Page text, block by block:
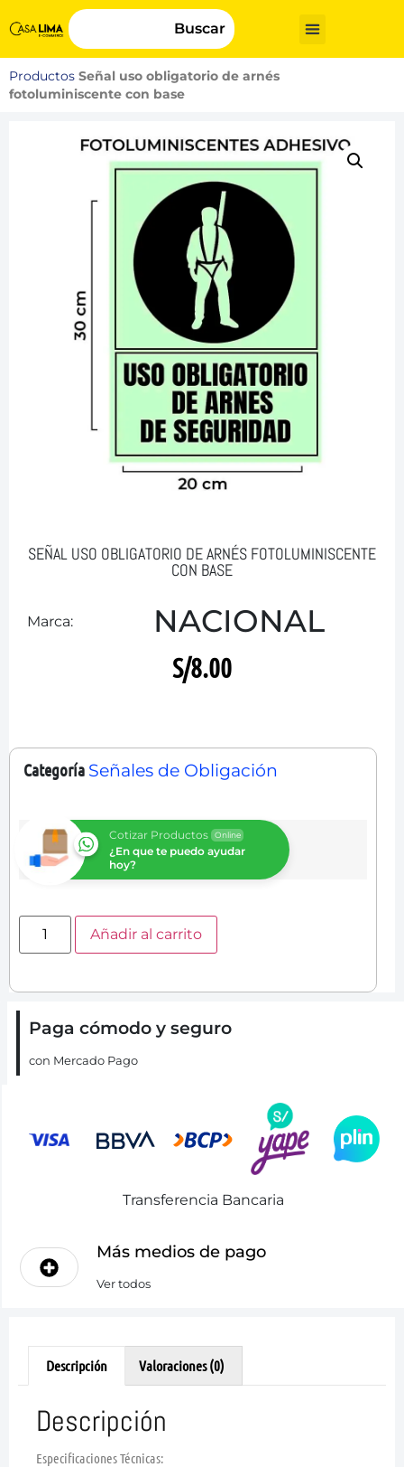
Buscar
Productos Señal uso obligatorio de arnés
fotoluminiscente con base
SEÑAL USO OBLIGATORIO DE ARNÉS FOTOLUMINISCENTE
CON BASE
Marca: NACIONAL
S/8.00
Categoría Señales de Obligación
Cotizar Productos Online
¿En que te puedo ayudar
hoy?
Añadir al carrito
Paga cómodo y seguro
con Mercado Pago
Transferencia Bancaria
Más medios de pago
Ver todos
Descripción Valoraciones (0)
Descripción
Especificaciones Técnicas: